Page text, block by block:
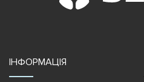
ІНФОРМАЦІЯ